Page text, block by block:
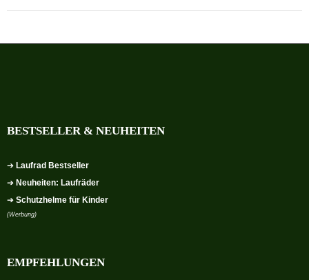
BESTSELLER & NEUHEITEN
➔ Laufrad Bestseller
➔ Neuheiten: Laufräder
➔ Schutzhelme für Kinder
(Werbung)
EMPFEHLUNGEN